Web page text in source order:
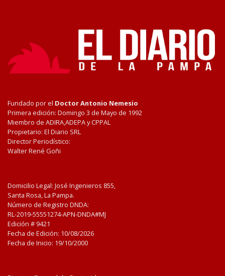
Fundado por el Doctor Antonio Nemesio
Primera edición: Domingo 3 de Mayo de 1992
Miembro de ADIRA,ADEPA y CPPAL
Propietario: El Diario SRL
Director Periodístico:
Walter René Goñi
Domicilio Legal: José Ingenieros 855,
Santa Rosa, La Pampa.
Número de Registro DNDA:
RL-2019-55551274-APN-DNDA#MJ
Edición # 9421
Fecha de Edición: 10/08/2026
Fecha de Inicio: 19/10/2000